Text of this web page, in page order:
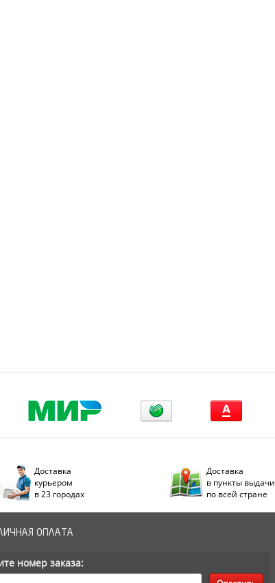
Доставка
курьером
в 23 городах
Доставка
в пункты выдачи
по всей стране
ОПЛАТА
номер заказа: